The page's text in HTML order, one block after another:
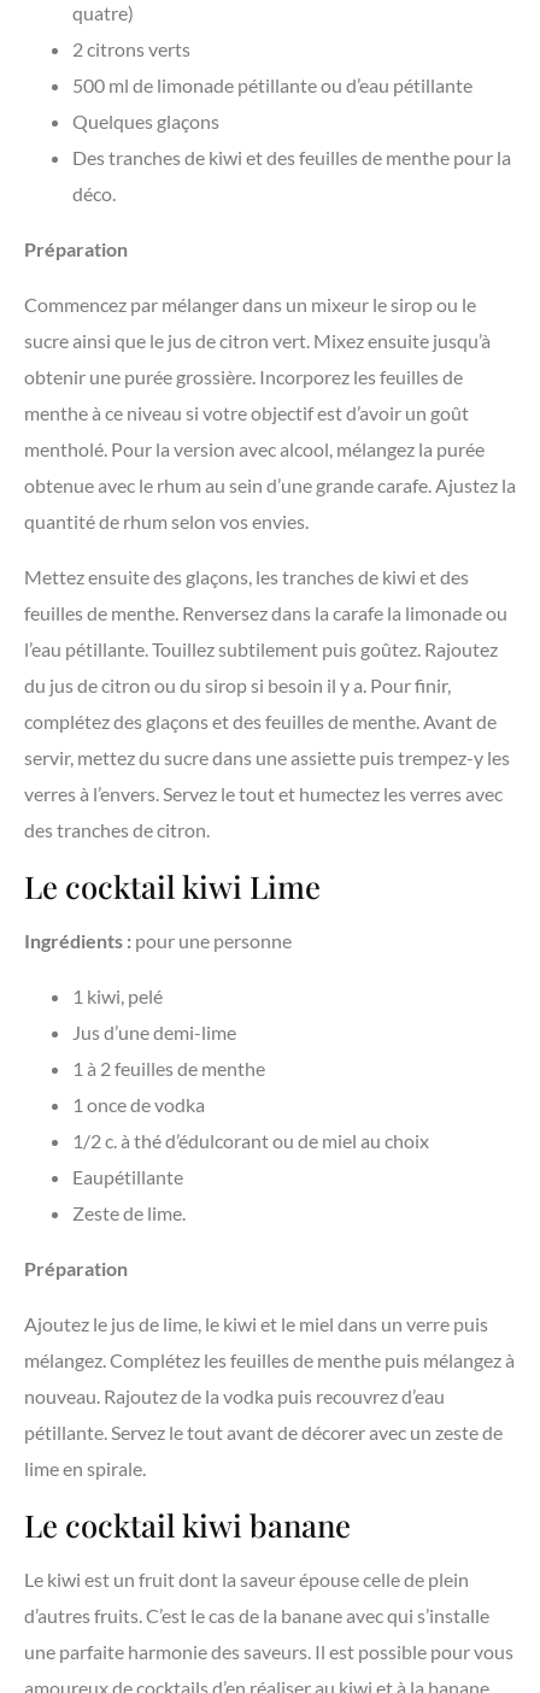
quatre)
2 citrons verts
500 ml de limonade pétillante ou d’eau pétillante
Quelques glaçons
Des tranches de kiwi et des feuilles de menthe pour la
déco.
Préparation
Commencez par mélanger dans un mixeur le sirop ou le
sucre ainsi que le jus de citron vert. Mixez ensuite jusqu’à
obtenir une purée grossière. Incorporez les feuilles de
menthe à ce niveau si votre objectif est d’avoir un goût
mentholé. Pour la version avec alcool, mélangez la purée
obtenue avec le rhum au sein d’une grande carafe. Ajustez la
quantité de rhum selon vos envies.
Mettez ensuite des glaçons, les tranches de kiwi et des
feuilles de menthe. Renversez dans la carafe la limonade ou
l’eau pétillante. Touillez subtilement puis goûtez. Rajoutez
du jus de citron ou du sirop si besoin il y a. Pour finir,
complétez des glaçons et des feuilles de menthe. Avant de
servir, mettez du sucre dans une assiette puis trempez-y les
verres à l’envers. Servez le tout et humectez les verres avec
des tranches de citron.
Le cocktail kiwi Lime
Ingrédients : pour une personne
1 kiwi, pelé
Jus d’une demi-lime
1 à 2 feuilles de menthe
1 once de vodka
1/2 c. à thé d’édulcorant ou de miel au choix
Eaupétillante
Zeste de lime.
Préparation
Ajoutez le jus de lime, le kiwi et le miel dans un verre puis
mélangez. Complétez les feuilles de menthe puis mélangez à
nouveau. Rajoutez de la vodka puis recouvrez d’eau
pétillante. Servez le tout avant de décorer avec un zeste de
lime en spirale.
Le cocktail kiwi banane
Le kiwi est un fruit dont la saveur épouse celle de plein
d’autres fruits. C’est le cas de la banane avec qui s’installe
une parfaite harmonie des saveurs. Il est possible pour vous
amoureux de cocktails d’en réaliser au kiwi et à la banane.